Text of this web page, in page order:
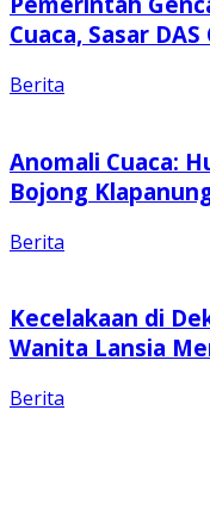
Cuaca, Sasar
Berita
Anomali Cuaca:
Bojong
Berita
Kecelakaan di
Wanita Lansia
Berita